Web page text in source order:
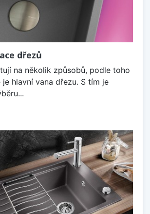
dřezů
na několik způsobů, podle toho
je hlavní vana dřezu. S tím je